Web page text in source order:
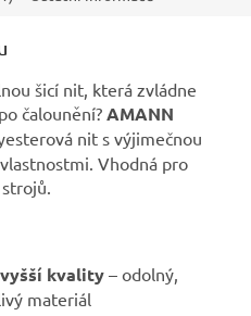
šicí nit, která zvládne
čalounění? AMANN
nit s výjimečnou
Vhodná pro
kvality– odolný,
materiál